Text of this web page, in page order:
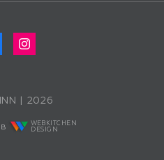
| 2026
WEBKITCHEN
DESIGN